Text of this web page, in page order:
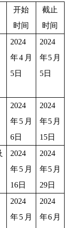
开始
时间
截止
时间
2024
年4月
5日
2024
年5月
5日
2024
年5月
6日
2024
年5月
15日
2024
年5月
16日
2024
年5月
29日
2024
年5月
2024
年6月